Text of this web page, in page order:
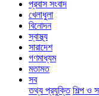
প্রবাস সংবাদ
খেলাধুলা
বিনোদন
স্বাস্থ্য
সারাদেশ
গণমাধ্যম
মতামত
সব
তথ্য প্রযুক্তি শিল্প ও